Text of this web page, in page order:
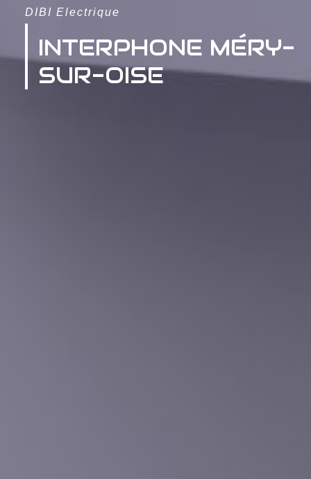
DIBI Electrique
INTERPHONE MÉRY-
SUR-OISE